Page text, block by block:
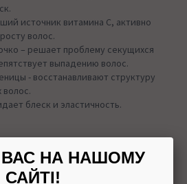
источник витамина С, активно
волос.
– решает проблему секущихся
выпадению волос.
- восстанавливают структуру
блеск и эластичность.
ВАС НА НАШОМУ
САЙТІ!